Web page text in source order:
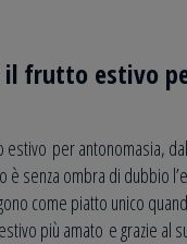
il frutto estivo
per antonomasia,
senza ombra di dubbio
come piatto unico
più amato e grazie al